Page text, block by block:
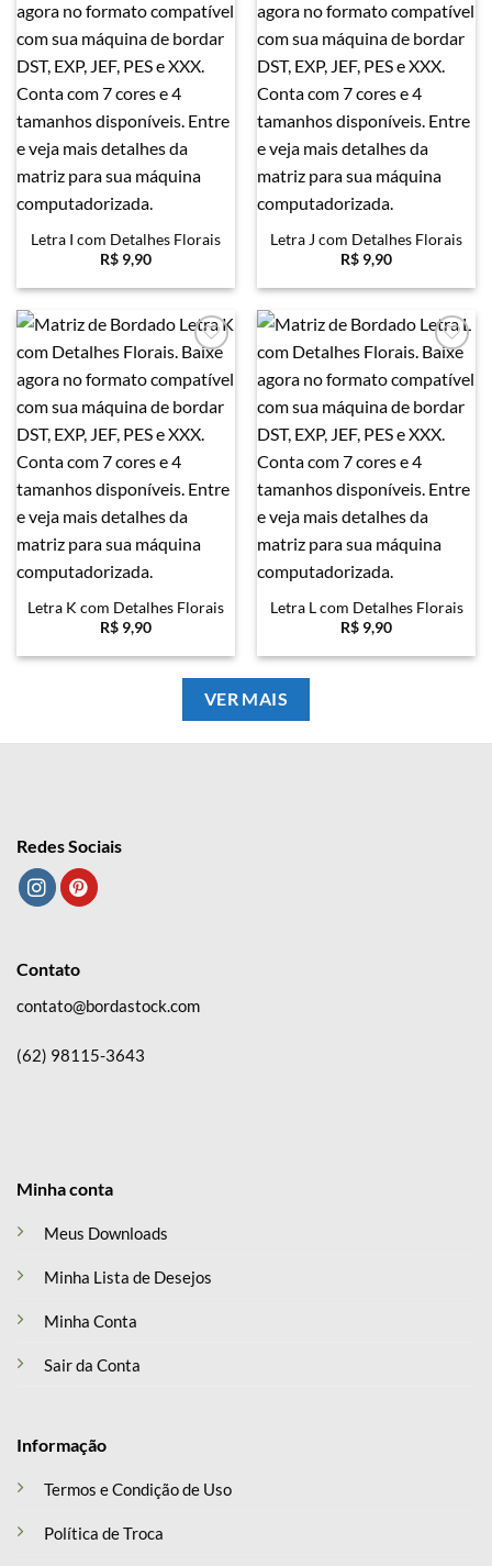
Letra I com Detalhes Florais
R$ 9,90
Letra J com Detalhes Florais
R$ 9,90
Letra K com Detalhes Florais
R$ 9,90
Letra L com Detalhes Florais
R$ 9,90
VER MAIS
Redes Sociais
Minha conta
Meus Downloads
Minha Lista de Desejos
Minha Conta
Sair da Conta
Informação
Termos e Condição de Uso
Política de Troca
Contato
contato@bordastock.com
(62) 98115-3643